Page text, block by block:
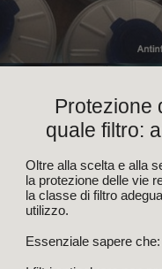
Protezione
quale filtro:
Oltre alla scelta e alla
la protezione delle vie
la classe di filtro
utilizzo.
Essenziale sapere che: